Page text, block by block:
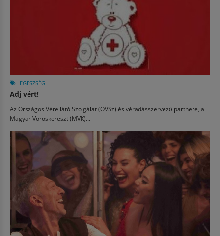
EGÉSZSÉG
Adj vért!
Az Országos Vérellátó Szolgálat (OVSz) és véradásszervező partnere, a
Magyar Vöröskereszt (MVK)...